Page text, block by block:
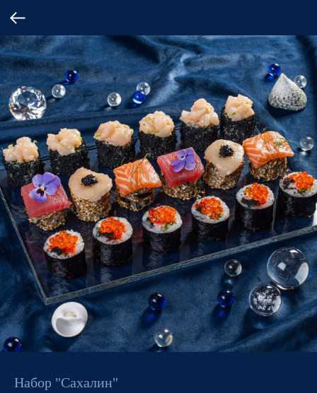
Набор "Сахалин"